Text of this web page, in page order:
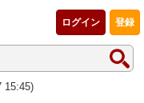
登録
ログイン
15:45)